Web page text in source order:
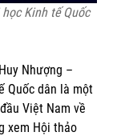
Kinh tế Quốc
Nhượng –
Quốc dân là một
Việt Nam về
xem Hội thảo